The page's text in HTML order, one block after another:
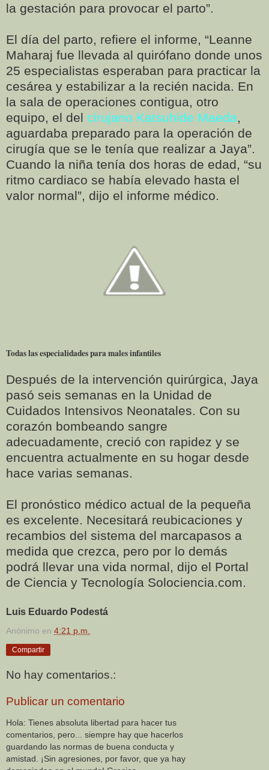
la gestación para provocar el parto”.
El día del parto, refiere el informe, “Leanne
Maharaj fue llevada al quirófano donde unos
25 especialistas esperaban para practicar la
cesárea y estabilizar a la recién nacida. En
la sala de operaciones contigua, otro
equipo, el del cirujano Katsuhide Maeda,
aguardaba preparado para la operación de
cirugía que se le tenía que realizar a Jaya”.
Cuando la niña tenía dos horas de edad, “su
ritmo cardiaco se había elevado hasta el
valor normal”, dijo el informe médico.
Todas las especialidades para males infantiles
Después de la intervención quirúrgica, Jaya
pasó seis semanas en la Unidad de
Cuidados Intensivos Neonatales. Con su
corazón bombeando sangre
adecuadamente, creció con rapidez y se
encuentra actualmente en su hogar desde
hace varias semanas.
El pronóstico médico actual de la pequeña
es excelente. Necesitará reubicaciones y
recambios del sistema del marcapasos a
medida que crezca, pero por lo demás
podrá llevar una vida normal, dijo el Portal
de Ciencia y Tecnología Solociencia.com.
Luis Eduardo Podestá
Anónimo en 4:21 p.m.
Compartir
No hay comentarios.:
Publicar un comentario
Hola: Tienes absoluta libertad para hacer tus
comentarios, pero... siempre hay que hacerlos
guardando las normas de buena conducta y
amistad. ¡Sin agresiones, por favor, que ya hay